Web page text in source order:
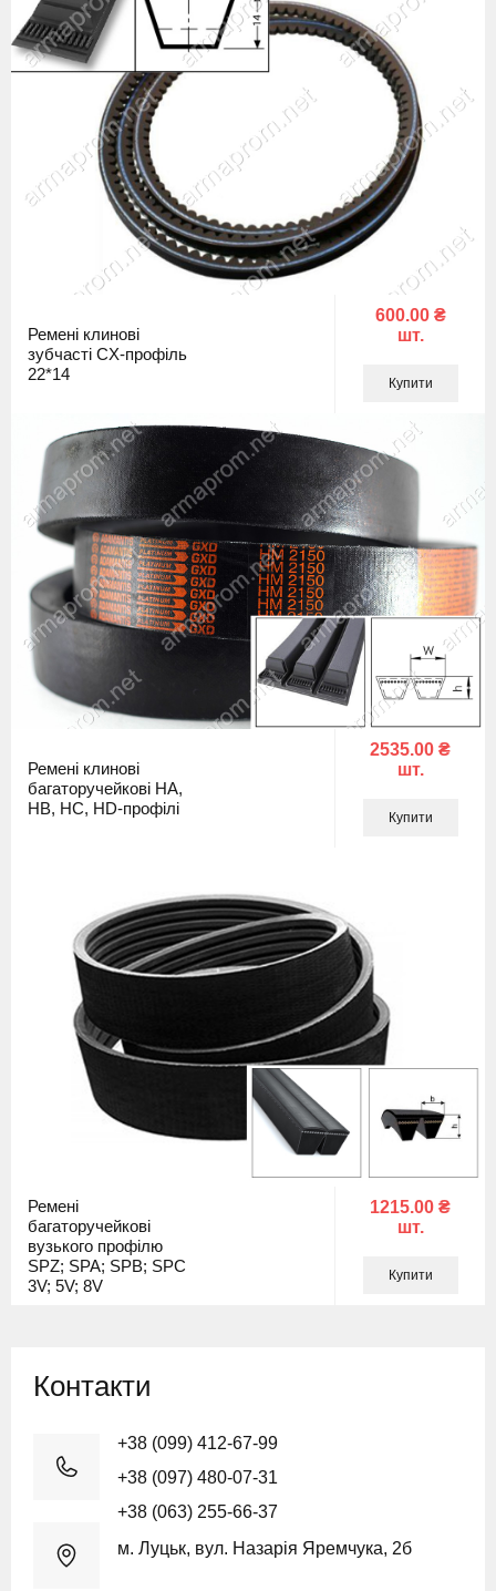
Ремені клинові
зубчасті CX-профіль
22*14
600.00 ₴
шт.
Купити
Ремені клинові
багаторучейкові HA,
НВ, НС, НD-профілі
2535.00 ₴
шт.
Купити
Ремені
багаторучейкові
вузького профілю
SPZ; SPA; SPB; SPC
3V; 5V; 8V
1215.00 ₴
шт.
Купити
Контакти
+38 (099) 412-67-99
+38 (097) 480-07-31
+38 (063) 255-66-37
м. Луцьк, вул. Назарія Яремчука, 2б